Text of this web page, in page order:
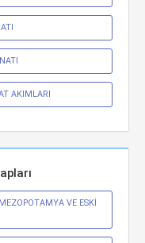
AKIMLARI
VE ESKİ